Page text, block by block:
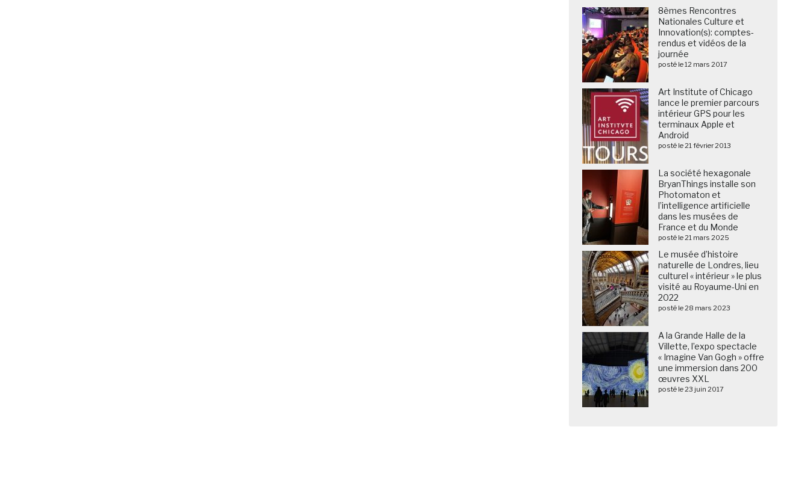
8èmes Rencontres
Nationales Culture et
Innovation(s): comptes-
rendus et vidéos de la
journée
posté le 12 mars 2017
Art Institute of Chicago
lance le premier parcours
intérieur GPS pour les
terminaux Apple et
Android
posté le 21 février 2013
La société hexagonale
BryanThings installe son
Photomaton et
l’intelligence artificielle
dans les musées de
France et du Monde
posté le 21 mars 2025
Le musée d’histoire
naturelle de Londres, lieu
culturel « intérieur » le plus
visité au Royaume-Uni en
2022
posté le 28 mars 2023
A la Grande Halle de la
Villette, l’expo spectacle
« Imagine Van Gogh » offre
une immersion dans 200
œuvres XXL
posté le 23 juin 2017